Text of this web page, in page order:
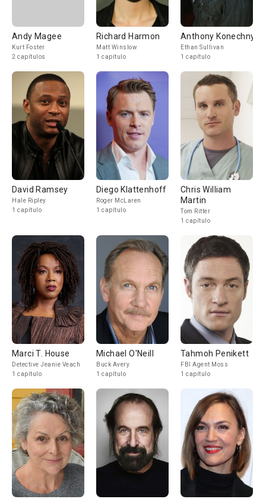
Andy Magee
Kurt Foster
2 capítulos
Richard Harmon
Matt Winslow
1 capítulo
Anthony Konechny
Ethan Sullivan
1 capítulo
David Ramsey
Hale Ripley
1 capítulo
Diego Klattenhoff
Roger McLaren
1 capítulo
Chris William
Martin
Tom Ritter
1 capítulo
Marci T. House
Detective Jeanie Veach
1 capítulo
Michael O'Neill
Buck Avery
1 capítulo
Tahmoh Penikett
FBI Agent Moss
1 capítulo